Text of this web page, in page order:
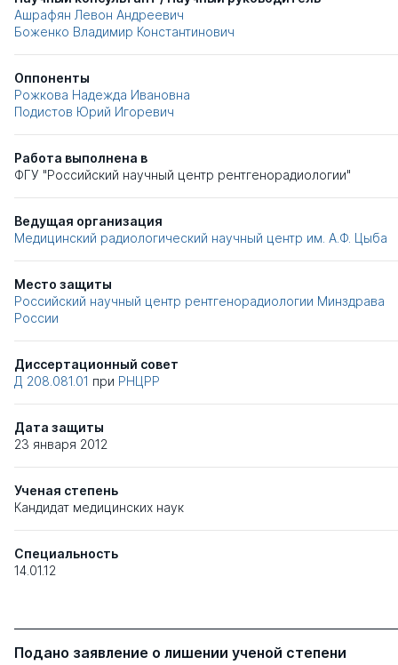
Ашрафян Левон Андреевич
Боженко Владимир Константинович
Оппоненты
Рожкова Надежда Ивановна
Подистов Юрий Игоревич
Работа выполнена в
ФГУ "Российский научный центр рентгенорадиологии"
Ведущая организация
Медицинский радиологический научный центр им. А.Ф. Цыба
Место защиты
Российский научный центр рентгенорадиологии Минздрава
России
Диссертационный совет
Д 208.081.01 при РНЦРР
Дата защиты
23 января 2012
Ученая степень
Кандидат медицинских наук
Специальность
14.01.12
Подано заявление о лишении ученой степени